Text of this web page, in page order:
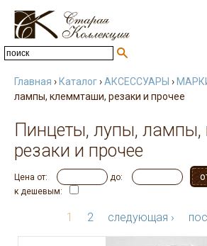
Главная › Каталог›АКСЕССУАРЫ ›
лампы, клеммташи, резаки и прочее
Пинцеты, лупы,
резаки и прочее
Цена от: до:
к дешевым:
1 2 следующая ›